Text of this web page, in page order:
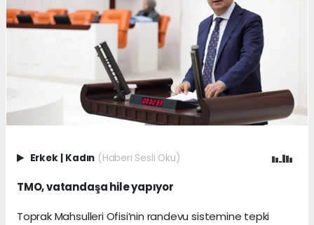
Erkek Kadın (Haberi Sesli Oku)
TMO, vatandaşa hile yapıyor
Toprak Mahsulleri Ofisi’nin randevu sistemine tepki